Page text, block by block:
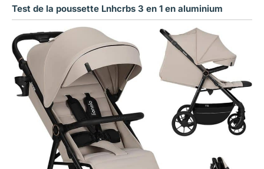
Test de la poussette Lnhcrbs 3 en 1 en aluminium